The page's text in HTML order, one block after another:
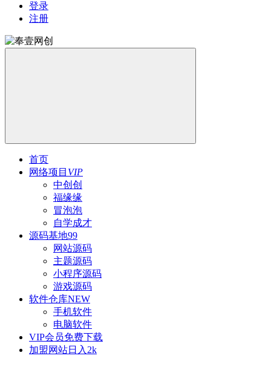
登录
注册
首页
网络项目 VIP
中创创
福缘缘
冒泡泡
自学成才
源码基地99
网站源码
主题源码
小程序源码
游戏源码
软件仓库NEW
手机软件
电脑软件
VIP会员免费下载
加盟网站日入2k